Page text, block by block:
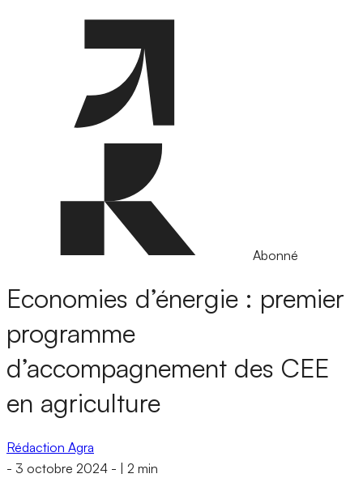
Abonné
Economies d’énergie : premier
programme
d’accompagnement des CEE
en agriculture
Rédaction Agra
- 3 octobre 2024 - 2 min